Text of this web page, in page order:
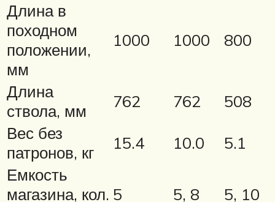
Длина в
походном
положении,
мм
1000 1000 800
Длина
ствола, мм
762 762
508
Вес без
патронов, кг
15.4 10.0
5.1
Емкость
магазина, кол. 5 5, 8 5, 10